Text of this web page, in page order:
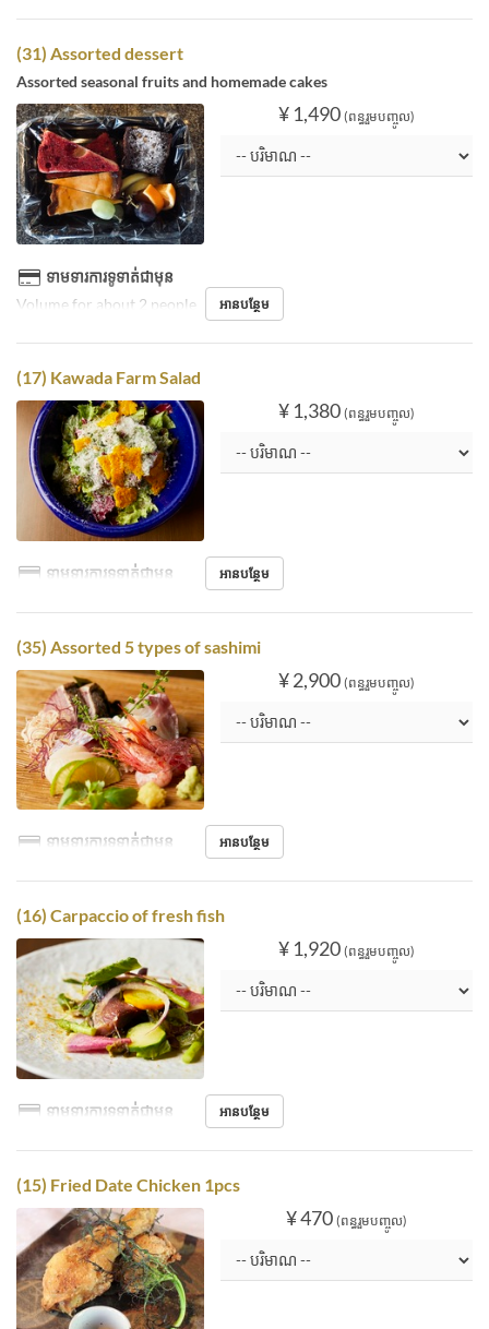
(31) Assorted dessert
Assorted seasonal fruits and homemade cakes
¥ 1,490 (ពន្ធរួមបញ្ចូល)
ទាមទារការទូទាត់ជាមុន
Volume for about 2 people
អានបន្ថែម
(17) Kawada Farm Salad
¥ 1,380 (ពន្ធរួមបញ្ចូល)
ទាមទារការទូទាត់ជាមុន អានបន្ថែម
(35) Assorted 5 types of sashimi
¥ 2,900 (ពន្ធរួមបញ្ចូល)
ទាមទារការទូទាត់ជាមុន អានបន្ថែម
(16) Carpaccio of fresh fish
¥ 1,920 (ពន្ធរួមបញ្ចូល)
ទាមទារការទូទាត់ជាមុន អានបន្ថែម
(15) Fried Date Chicken 1pcs
¥ 470 (ពន្ធរួមបញ្ចូល)